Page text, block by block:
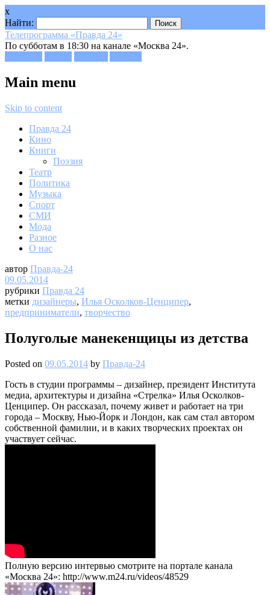
x
Найти:
Телепрограмма «Правда 24»
По субботам в 18:30 на канале «Москва 24».
Main menu
Skip to content
Правда 24
Кино
Книги
Поэзия
Театр
Политика
Музыка
Спорт
СМИ
Мода
Разное
О нас
автор Правда-24
09.05.2014
рубрики Правда 24
метки дизайнеры, Илья Осколков-Ценципер,
предприниматели, творчество
Полуголые манекенщицы из детства
Posted on 09.05.2014 by Правда-24
Гость в студии программы – дизайнер, президент Института
медиа, архитектуры и дизайна «Стрелка» Илья Осколков-
Ценципер. Он рассказал, почему живет и работает на три
города – Москву, Нью-Йорк и Лондон, как сам стал автором
собственной фамилии, и в каких творческих проектах он
участвует сейчас.
Полную версию интервью смотрите на портале канала
«Москва 24»: http://www.m24.ru/videos/48529